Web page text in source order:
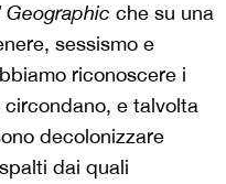
Geographic che su una
sessismo e
riconoscere i
e talvolta
decolonizzare
dai quali